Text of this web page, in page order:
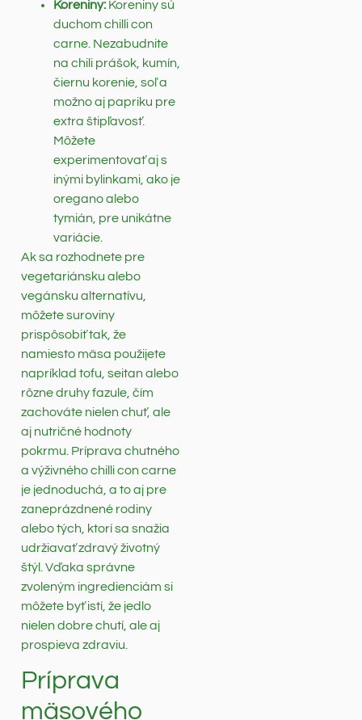
Koreniny: Koreniny sú
duchom chilli con
carne. Nezabudnite
na chili prášok, kumín,
čiernu korenie, soľ a
možno aj papriku pre
extra štipľavosť.
Môžete
experimentovať aj s
inými bylinkami, ako je
oregano alebo
tymián, pre unikátne
variácie.
Ak sa rozhodnete pre
vegetariánsku alebo
vegánsku alternatívu,
môžete suroviny
prispôsobiť tak, že
namiesto mäsa použijete
napríklad tofu, seitan alebo
rôzne druhy fazule, čím
zachováte nielen chuť, ale
aj nutričné hodnoty
pokrmu. Príprava chutného
a výživného chilli con carne
je jednoduchá, a to aj pre
zaneprázdnené rodiny
alebo tých, ktorí sa snažia
udržiavať zdravý životný
štýl. Vďaka správne
zvoleným ingredienciám si
môžete byť istí, že jedlo
nielen dobre chutí, ale aj
prospieva zdraviu.
Príprava
mäsového